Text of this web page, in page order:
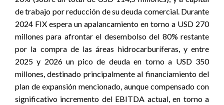
de trabajo por reducción de su deuda comercial. Durante
2024 FIX espera un apalancamiento en torno a USD 270
millones para afrontar el desembolso del 80% restante
por la compra de las áreas hidrocarburíferas, y entre
2025 y 2026 un pico de deuda en torno a USD 350
millones, destinado principalmente al financiamiento del
plan de expansión mencionado, aunque compensado con
significativo incremento del EBITDA actual, en torno a